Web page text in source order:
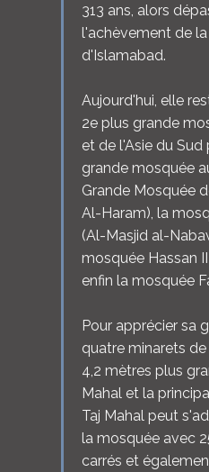
313 ans, alors
l'achèvement de
d'Islamabad.
Aujourd'hui, elle
2e plus grande
et de l'Asie du Sud
grande mosquée
Grande Mosquée
Al-Haram), la
(Al-Masjid al-
mosquée Hassan
enfin la mosquée
Pour apprécier sa
quatre minarets
4,2 mètres plus
Mahal et la
Taj Mahal peut
la mosquée avec
carrés et